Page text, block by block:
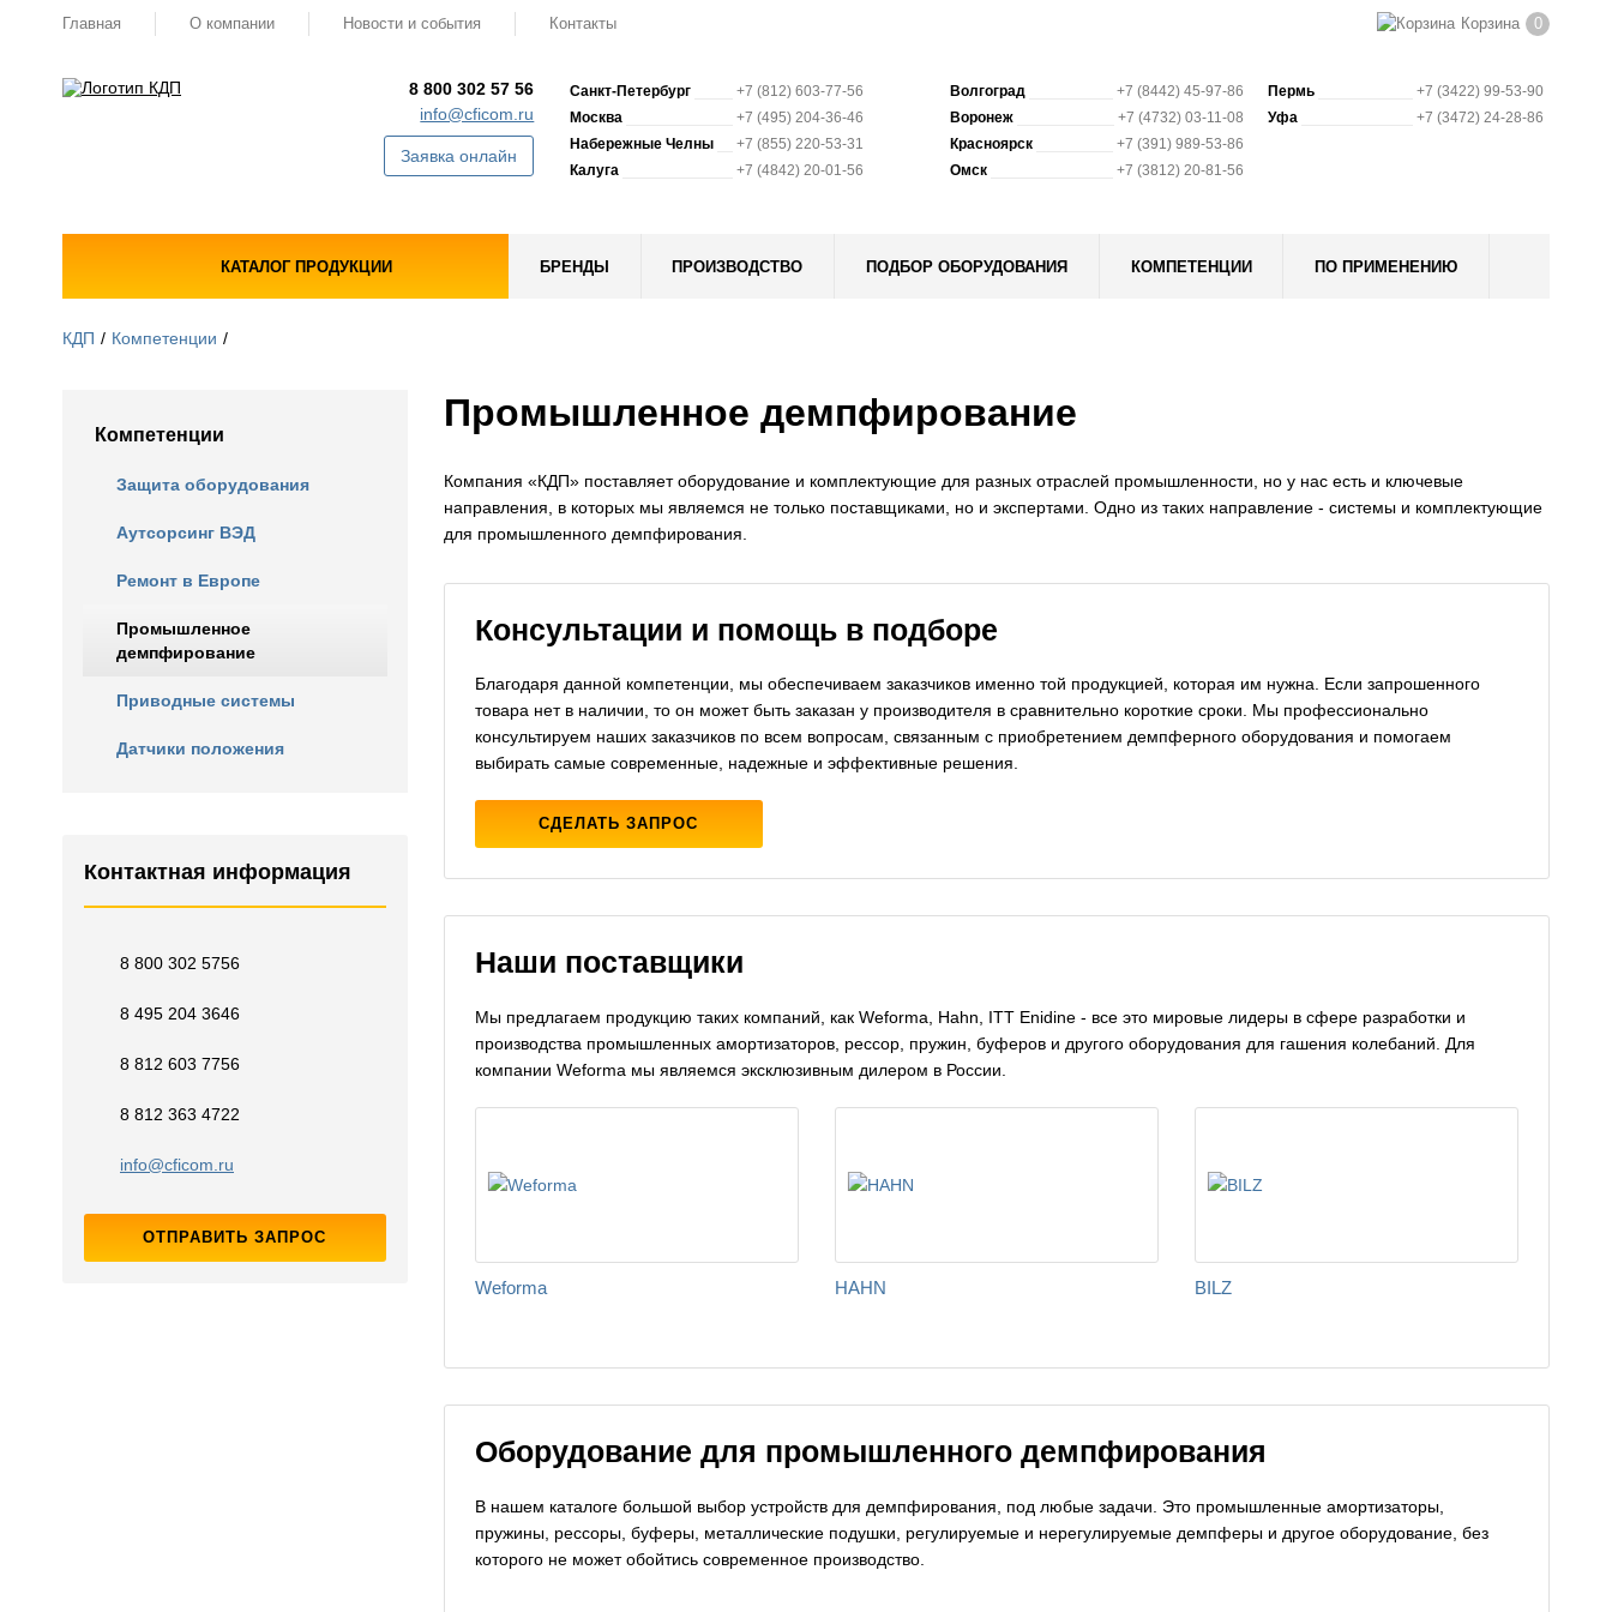
Главная О компании Новости и события Контакты Корзина 0
8 800 302 57 56
info@cficom.ru
Заявка онлайн
Санкт-Петербург
+7 (812) 603-77-56
Москва
+7 (495) 204-36-46
Набережные Челны
+7 (855) 220-53-31
Калуга
+7 (4842) 20-01-56
Волгоград
+7 (8442) 45-97-86
Воронеж
+7 (4732) 03-11-08
Красноярск
+7 (391) 989-53-86
Омск
+7 (3812) 20-81-56
Пермь
+7 (3422) 99-53-90
Уфа
+7 (3472) 24-28-86
КАТАЛОГ ПРОДУКЦИИ БРЕНДЫ ПРОИЗВОДСТВО ПОДБОР ОБОРУДОВАНИЯ КОМПЕТЕНЦИИ ПО ПРИМЕНЕНИЮ
КДП Компетенции
Компетенции
Защита оборудования
Аутсорсинг ВЭД
Ремонт в Европе
Промышленное
демпфирование
Приводные системы
Датчики положения
Контактная информация
8 800 302 5756
8 495 204 3646
8 812 603 7756
8 812 363 4722
info@cficom.ru
ОТПРАВИТЬ ЗАПРОС
Промышленное демпфирование
Компания «КДП» поставляет оборудование и комплектующие для разных отраслей промышленности, но у нас есть и ключевые
направления, в которых мы являемся не только поставщиками, но и экспертами. Одно из таких направление - системы и комплектующие
для промышленного демпфирования.
Консультации и помощь в подборе
Благодаря данной компетенции, мы обеспечиваем заказчиков именно той продукцией, которая им нужна. Если запрошенного
товара нет в наличии, то он может быть заказан у производителя в сравнительно короткие сроки. Мы профессионально
консультируем наших заказчиков по всем вопросам, связанным с приобретением демпферного оборудования и помогаем
выбирать самые современные, надежные и эффективные решения.
СДЕЛАТЬ ЗАПРОС
Наши поставщики
Мы предлагаем продукцию таких компаний, как Weforma, Hahn, ITT Enidine - все это мировые лидеры в сфере разработки и
производства промышленных амортизаторов, рессор, пружин, буферов и другого оборудования для гашения колебаний. Для
компании Weforma мы являемся эксклюзивным дилером в России.
Weforma HAHN BILZ
Оборудование для промышленного демпфирования
В нашем каталоге большой выбор устройств для демпфирования, под любые задачи. Это промышленные амортизаторы,
пружины, рессоры, буферы, металлические подушки, регулируемые и нерегулируемые демпферы и другое оборудование, без
которого не может обойтись современное производство.